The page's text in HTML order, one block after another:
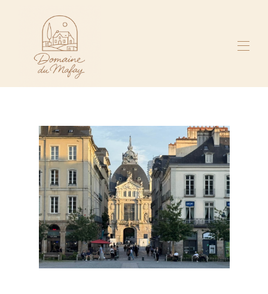
Recommendations
Contact us
Photos / Gallery
Privileges
Guestbook
Local businesses
History and Concept
Site Map
Regulations
Near
Realization